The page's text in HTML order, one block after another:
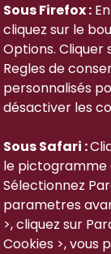
Sous Firefox :
cliquez sur le
Options. Cliquer
Regles de
personnalisés
désactiver les
Sous Safari :
le pictogramme
Sélectionnez
parametres
>, cliquez sur
Cookies >, vous